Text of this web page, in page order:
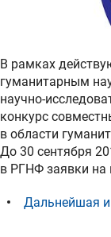
В рамках
гуманитарным
научно-
конкурс
в области
До 30 сентября
в РГНФ заявки на
Дальнейшая